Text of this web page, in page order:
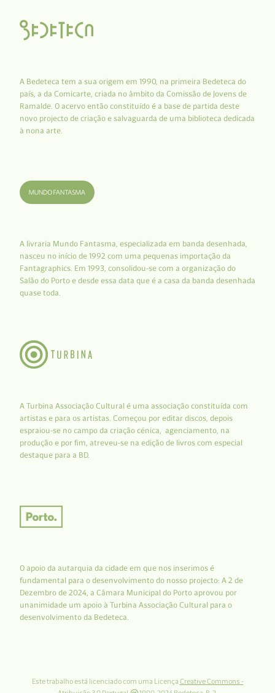
A Bedeteca tem a sua origem em 1990, na primeira Bedeteca do
país, a da Comicarte, criada no âmbito da Comissão de Jovens de
Ramalde. O acervo então constituído é a base de partida deste
novo projecto de criação e salvaguarda de uma biblioteca dedicada
à nona arte.
A livraria Mundo Fantasma, especializada em banda desenhada,
nasceu no início de 1992 com uma pequenas importação da
Fantagraphics. Em 1993, consolidou-se com a organização do
Salão do Porto e desde essa data que é a casa da banda desenhada
quase toda.
A Turbina Associação Cultural é uma associação constituída com
artistas e para os artistas. Começou por editar discos, depois
espraiou-se no campo da criação cénica, agenciamento, na
produção e por fim, atreveu-se na edição de livros com especial
destaque para a BD.
O apoio da autarquia da cidade em que nos inserimos é
fundamental para o desenvolvimento do nosso projecto: A 2 de
Dezembro de 2024, a Câmara Municipal do Porto aprovou por
unanimidade um apoio à Turbina Associação Cultural para o
desenvolvimento da Bedeteca.
Este trabalho está licenciado com uma Licença Creative Commons -